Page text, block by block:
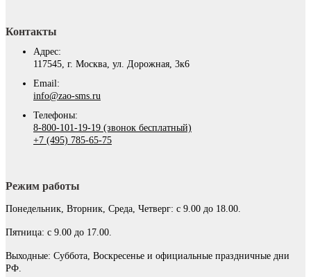
Контакты
Адрес:
117545, г. Москва, ул. Дорожная, 3к6
Email:
info@zao-sms.ru
Телефоны:
8-800-101-19-19 (звонок бесплатный)
+7 (495) 785-65-75
Режим работы
Понедельник, Вторник, Среда, Четверг: с 9.00 до 18.00.
Пятница: с 9.00 до 17.00.
Выходные: Суббота, Воскресенье и официальные праздничные дни
РФ.